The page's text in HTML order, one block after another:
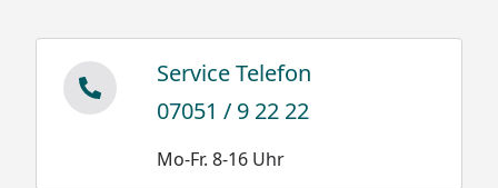
Service Telefon
07051 / 9 22 22
Mo-Fr. 8-16 Uhr